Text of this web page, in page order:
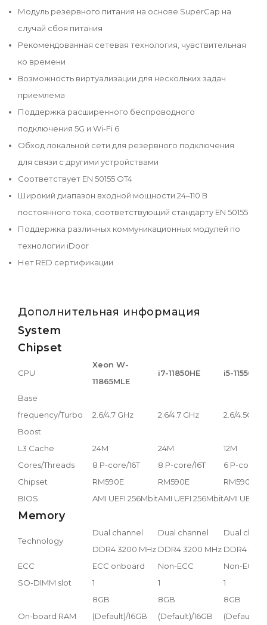
Модуль резервного питания на основе SuperCap на
случай сбоя питания
Рекомендованная сетевая технология, чувствительная
ко времени
Возможность виртуализации для нескольких задач
приемлема
Поддержка расширенного беспроводного
подключения 5G и Wi-Fi 6
Обход локальной сети для резервного подключения
для связи с другими устройствами
Соответствует EN 50155 OT4
Широкий диапазон входной мощности 24–110 В
постоянного тока, соответствующий стандарту EN 50155
Поддержка различных коммуникационных модулей по
технологии iDoor
Нет RED сертификации
Дополнительная информация
System
Chipset
CPU
Xeon W-
11865MLE
i7-11850HE i5-11550HE
Base
frequency/Turbo
Boost
2.6/4.7 GHz 2.6/4.7 GHz 2.6/4.5GHz
L3 Cache 24M 24M
12M
Cores/Threads
8 P-core/16T 8 P-core/16T
6 P-core/
Chipset
RM590E RM590E
RM590E
BIOS
AMI UEFI 256MbitAMI UEFI 256MbitAMI UEFI
Memory
Technology
Dual channel
DDR4 3200 MHz
Dual channel
DDR4 3200 MHz
Dual
DDR4
ECC
ECC onboard Non-ECC
Non-ECC
SO-DIMM slot
1 1 1
On-board RAM
8GB
(Default)/16GB
8GB
(Default)/16GB
8GB
(Default)/